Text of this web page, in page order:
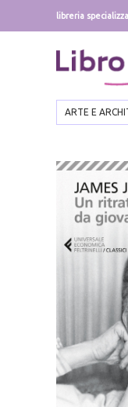
libreria
ARTE E